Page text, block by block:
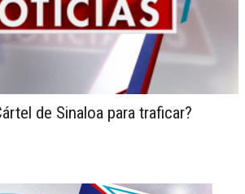
de Sinaloa para traficar?